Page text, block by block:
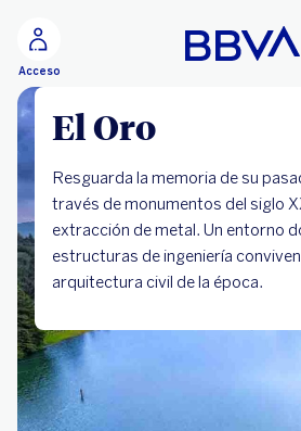
Acceso
El Oro
Resguarda la memoria de su
través de monumentos del siglo
extracción de metal. Un entorno
estructuras de ingeniería
arquitectura civil de la época.